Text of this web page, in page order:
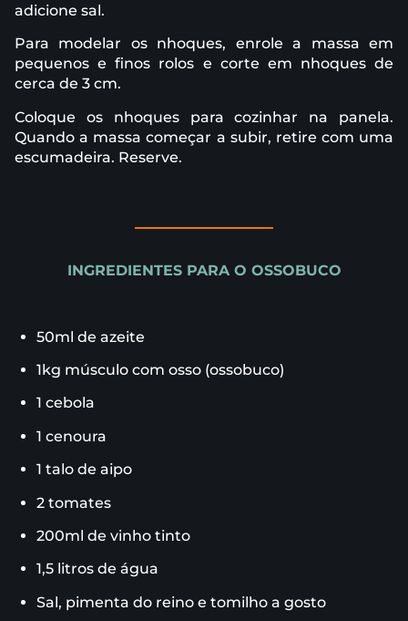
adicione sal.
Para modelar os nhoques, enrole a massa em
pequenos e finos rolos e corte em nhoques de
cerca de 3 cm.
Coloque os nhoques para cozinhar na panela.
Quando a massa começar a subir, retire com uma
escumadeira. Reserve.
INGREDIENTES PARA O OSSOBUCO
50ml de azeite
1kg músculo com osso (ossobuco)
1 cebola
1 cenoura
1 talo de aipo
2 tomates
200ml de vinho tinto
1,5 litros de água
Sal, pimenta do reino e tomilho a gosto